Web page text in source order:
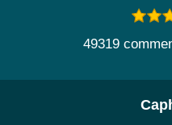
49319